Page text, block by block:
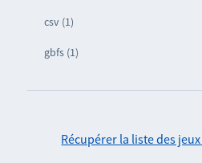
csv (1)
gbfs (1)
Récupérer la liste des